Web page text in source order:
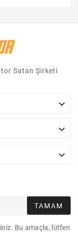
Satan Şirketi



TAMAM
Bu amaçla, lütfen